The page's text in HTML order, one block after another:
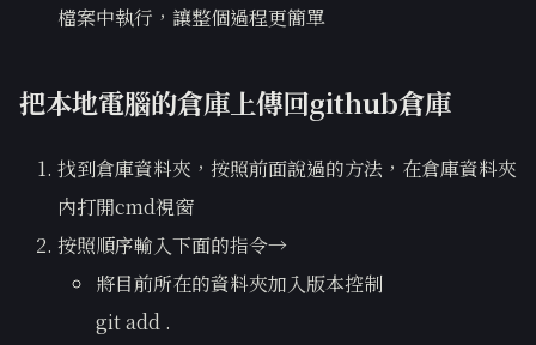
檔案中執行，讓整個過程更簡單
把本地電腦的倉庫上傳回github倉庫
找到倉庫資料夾，按照前面說過的方法，在倉庫資料夾
內打開cmd視窗
按照順序輸入下面的指令→
將目前所在的資料夾加入版本控制
git add .